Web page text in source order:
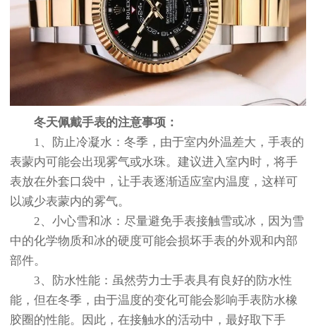
冬天佩戴手表的注意事项：
1、防止冷凝水：冬季，由于室内外温差大，手表的
表蒙内可能会出现雾气或水珠。建议进入室内时，将手
表放在外套口袋中，让手表逐渐适应室内温度，这样可
以减少表蒙内的雾气。
2、小心雪和冰：尽量避免手表接触雪或冰，因为雪
中的化学物质和冰的硬度可能会损坏手表的外观和内部
部件。
3、防水性能：虽然劳力士手表具有良好的防水性
能，但在冬季，由于温度的变化可能会影响手表防水橡
胶圈的性能。因此，在接触水的活动中，最好取下手